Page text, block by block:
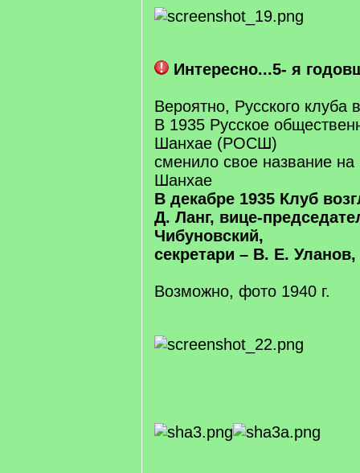
Интересно...5- я
Вероятно, Русского клуба
В 1935 Русское
Шанхае (РОСШ)
сменило свое название на
Шанхае
В декабре 1935 Клуб
Д. Ланг, вице-
Чибуновский,
секретари – В. Е.
Возможно, фото 1940 г.